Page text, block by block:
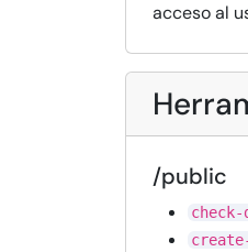
acceso al
/public